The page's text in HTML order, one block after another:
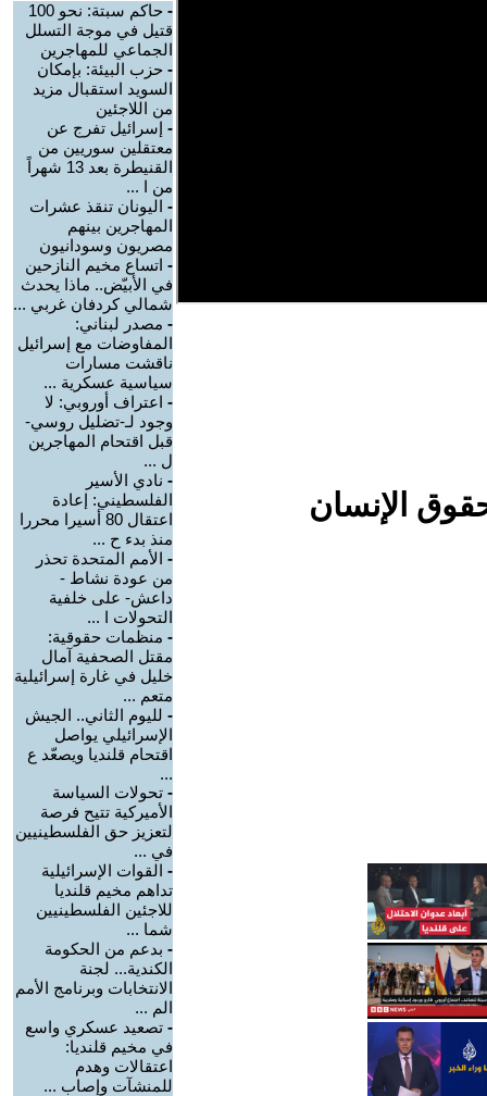
الإنسان
-
حاكم سبتة: نحو 100
قتيل في موجة التسلل
الجماعي للمهاجرين
- حزب البيئة: بإمكان
السويد استقبال مزيد
من اللاجئين
- إسرائيل تفرج عن
معتقلين سوريين من
القنيطرة بعد 13 شهراً
من ا ...
- اليونان تنقذ عشرات
المهاجرين بينهم
مصريون وسودانيون
- اتساع مخيم النازحين
في الأبيّض.. ماذا يحدث
شمالي كردفان غربي ...
- مصدر لبناني:
المفاوضات مع إسرائيل
ناقشت مسارات
سياسية عسكرية ...
- اعتراف أوروبي: لا
وجود لـ-تضليل روسي-
قبل اقتحام المهاجرين
ل ...
- نادي الأسير
الفلسطيني: إعادة
اعتقال 80 أسيرا محررا
منذ بدء ح ...
- الأمم المتحدة تحذر
من عودة نشاط -
داعش- على خلفية
التحولات ا ...
- منظمات حقوقية:
مقتل الصحفية آمال
خليل في غارة إسرائيلية
متعم ...
- لليوم الثاني.. الجيش
الإسرائيلي يواصل
اقتحام قلنديا ويصعّد ع
...
- تحولات السياسة
الأميركية تتيح فرصة
لتعزيز حق الفلسطينيين
في ...
- القوات الإسرائيلية
تداهم مخيم قلنديا
للاجئين الفلسطينيين
شما ...
- بدعم من الحكومة
الكندية... لجنة
الانتخابات وبرنامج الأمم
الم ...
- تصعيد عسكري واسع
في مخيم قلنديا:
اعتقالات وهدم
للمنشآت وإصاب ...